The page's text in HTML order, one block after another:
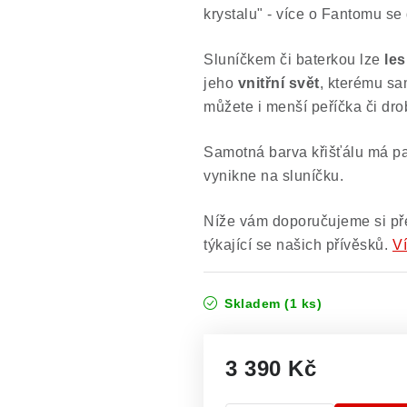
krystalu" - více o Fantomu
Sluníčkem či baterkou lze
jeho vnitřní svět, kterému
můžete i menší peříčka či
Samotná barva křišťálu má
vynikne na sluníčku.
Níže vám doporučujeme si
týkající se našich přívěsků.
Skladem (1 ks)
3 390 Kč